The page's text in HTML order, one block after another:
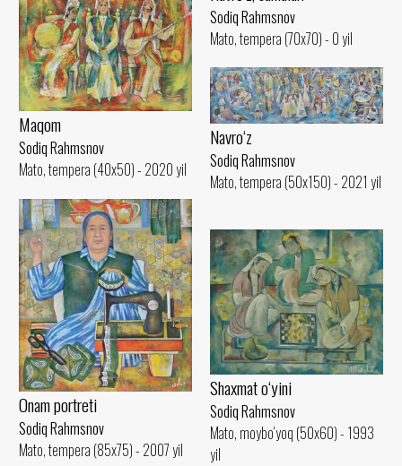
Sodiq Rahmsnov
Mato, tempera (70x70) - 0 yil
Maqom
Sodiq Rahmsnov
Mato, tempera (40x50) - 2020 yil
Navro‘z
Sodiq Rahmsnov
Mato, tempera (50x150) - 2021 yil
Onam portreti
Sodiq Rahmsnov
Mato, tempera (85x75) - 2007 yil
Shaxmat o‘yini
Sodiq Rahmsnov
Mato, moybo‘yoq (50x60) - 1993
yil